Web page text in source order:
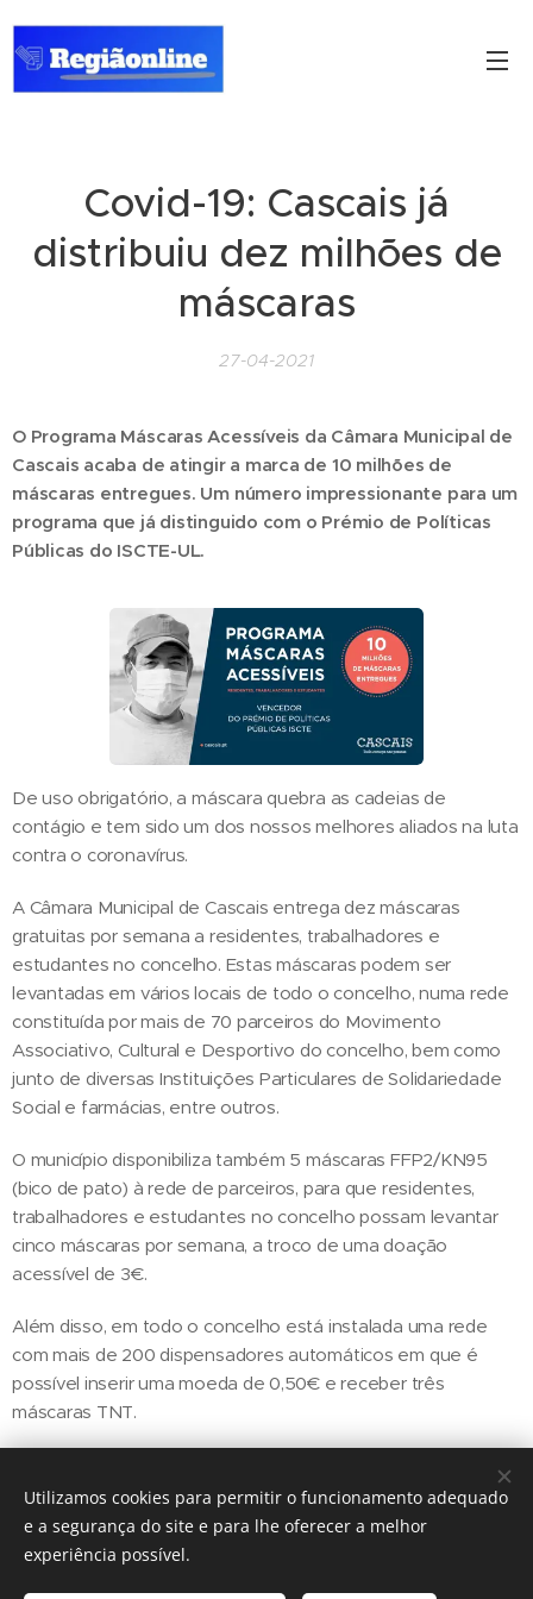
Covid-19: Cascais já
distribuiu dez milhões de
máscaras
27-04-2021
O Programa Máscaras Acessíveis da Câmara Municipal de
Cascais acaba de atingir a marca de 10 milhões de
máscaras entregues. Um número impressionante para um
programa que já distinguido com o Prémio de Políticas
Públicas do ISCTE-UL.
De uso obrigatório, a máscara quebra as cadeias de
contágio e tem sido um dos nossos melhores aliados na luta
contra o coronavírus.
A Câmara Municipal de Cascais entrega dez máscaras
gratuitas por semana a residentes, trabalhadores e
estudantes no concelho. Estas máscaras podem ser
levantadas em vários locais de todo o concelho, numa rede
constituída por mais de 70 parceiros do Movimento
Associativo, Cultural e Desportivo do concelho, bem como
junto de diversas Instituições Particulares de Solidariedade
Social e farmácias, entre outros.
O município disponibiliza também 5 máscaras FFP2/KN95
(bico de pato) à rede de parceiros, para que residentes,
trabalhadores e estudantes no concelho possam levantar
cinco máscaras por semana, a troco de uma doação
acessível de 3€.
Além disso, em todo o concelho está instalada uma rede
com mais de 200 dispensadores automáticos em que é
possível inserir uma moeda de 0,50€ e receber três
máscaras TNT.
Share
Utilizamos cookies para permitir o funcionamento adequado
e a segurança do site e para lhe oferecer a melhor
experiência possível.